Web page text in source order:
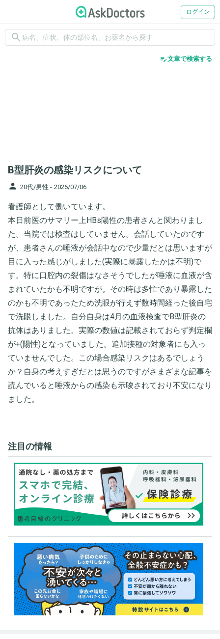
ログイン
search
edit_note文章で検索する
B型肝炎の感染リスクについて
person 20代/男性 - 2026/07/06
看護師として働いています。
本日前医のサマリー上HBs陽性の患者さんと関わりまし
た。当院では検査はしていません。会話していたのです
が、患者さんの唾液が会話中なので少量だとは思いますが
目に入った感じがしました(実際に暴露したかは不明)で
す。特に口腔内の裂傷はなさそうでしたが唾液に血液が含
まれていたかも不明ですが。その時は多忙であり暴露した
のかも不明であったため洗眼が行えず数時間経った後自宅
で洗眼しました。自分自身は4月の血液検査でB型肝炎の
抗体はありました。実際の数値は記載されておらず判定欄
が+(陽性)となっていました。追加接種の対象者にも入っ
ていませんでした。この場合感染リスクはあるでしょう
か？自身の考えすぎだとは思うのですがさまざまな記事を
読んでいると唾液からの感染も示唆されており不安になり
ました。
注目の情報